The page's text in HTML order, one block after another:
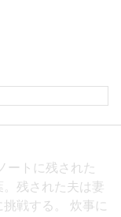
ートに残された
。残された夫は妻
戦する。 炊事に